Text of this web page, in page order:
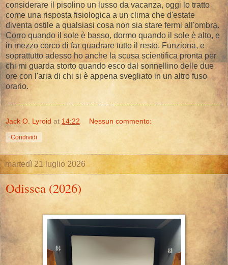
considerare il pisolino un lusso da vacanza, oggi lo tratto
come una risposta fisiologica a un clima che d'estate
diventa ostile a qualsiasi cosa non sia stare fermi all'ombra.
Corro quando il sole è basso, dormo quando il sole è alto, e
in mezzo cerco di far quadrare tutto il resto. Funziona, e
soprattutto adesso ho anche la scusa scientifica pronta per
chi mi guarda storto quando esco dal sonnellino delle due
ore con l'aria di chi si è appena svegliato in un altro fuso
orario.
Jack O. Lyroid at 14:22 Nessun commento:
Condividi
martedì 21 luglio 2026
Odissea (2026)